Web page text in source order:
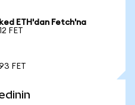
ETH'dan Fetch'na
FET
FET